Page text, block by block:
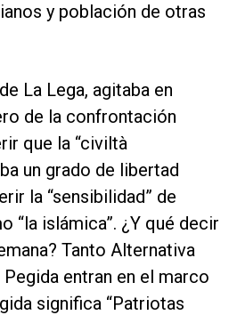
y población de otras
La Lega, agitaba en
de la confrontación
que la “civiltà
un grado de libertad
la “sensibilidad” de
“la islámica”. ¿Y qué decir
Tanto Alternativa
entran en el marco
significa “Patriotas